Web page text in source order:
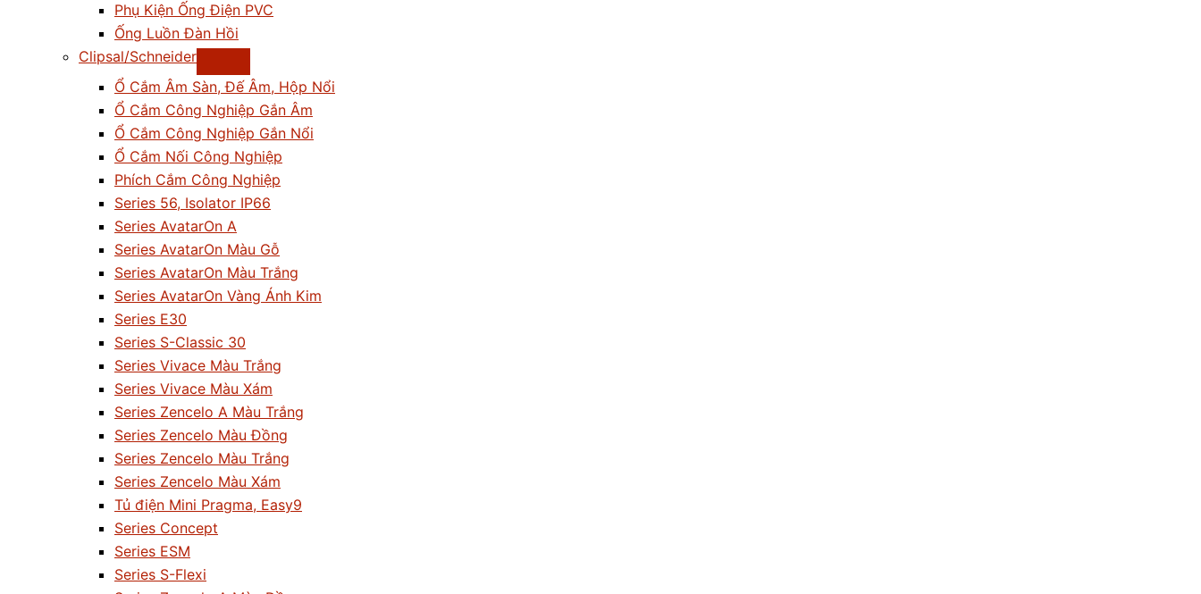
Phụ Kiện Ống Điện PVC
Ống Luồn Đàn Hồi
Clipsal/Schneider
Ổ Cắm Âm Sàn, Đế Âm, Hộp Nổi
Ổ Cắm Công Nghiệp Gắn Âm
Ổ Cắm Công Nghiệp Gắn Nổi
Ổ Cắm Nối Công Nghiệp
Phích Cắm Công Nghiệp
Series 56, Isolator IP66
Series AvatarOn A
Series AvatarOn Màu Gỗ
Series AvatarOn Màu Trắng
Series AvatarOn Vàng Ánh Kim
Series E30
Series S-Classic 30
Series Vivace Màu Trắng
Series Vivace Màu Xám
Series Zencelo A Màu Trắng
Series Zencelo Màu Đồng
Series Zencelo Màu Trắng
Series Zencelo Màu Xám
Tủ điện Mini Pragma, Easy9
Series Concept
Series ESM
Series S-Flexi